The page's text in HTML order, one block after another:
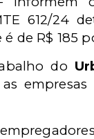
612/24
de R$ 185
do